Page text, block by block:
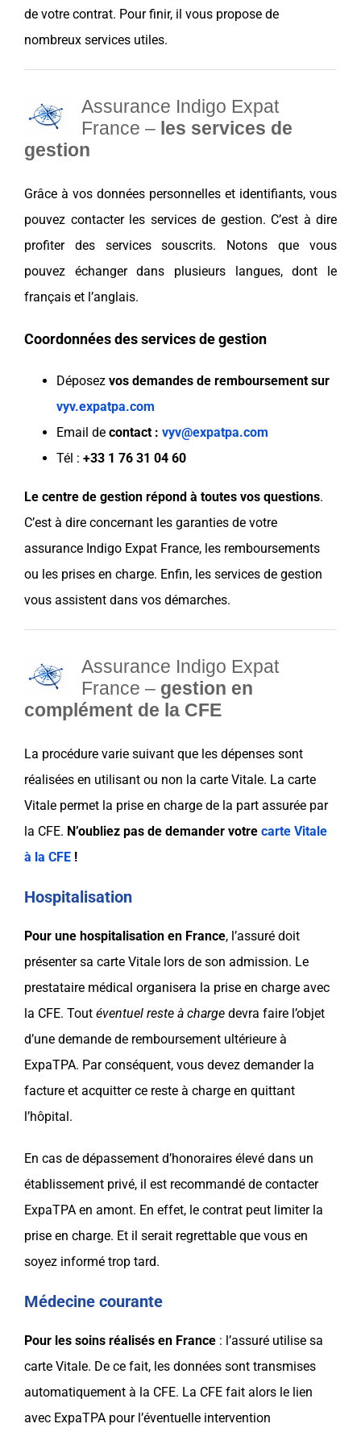
de votre contrat. Pour finir, il vous propose de
nombreux services utiles.
Assurance Indigo Expat
France – les services de
gestion
Grâce à vos données personnelles et identifiants, vous
pouvez contacter les services de gestion. C’est à dire
profiter des services souscrits. Notons que vous
pouvez échanger dans plusieurs langues, dont le
français et l’anglais.
Coordonnées des services de gestion
Déposez vos demandes de remboursement sur
vyv.expatpa.com
Email de contact : vyv@expatpa.com
Tél : +33 1 76 31 04 60
Le centre de gestion répond à toutes vos questions.
C’est à dire concernant les garanties de votre
assurance Indigo Expat France, les remboursements
ou les prises en charge. Enfin, les services de gestion
vous assistent dans vos démarches.
Assurance Indigo Expat
France – gestion en
complément de la CFE
La procédure varie suivant que les dépenses sont
réalisées en utilisant ou non la carte Vitale. La carte
Vitale permet la prise en charge de la part assurée par
la CFE. N’oubliez pas de demander votre carte Vitale
à la CFE !
Hospitalisation
Pour une hospitalisation en France, l ’assuré doit
présenter sa carte Vitale lors de son admission. Le
prestataire médical organisera la prise en charge avec
la CFE. Tout éventuel reste à charge devra faire l’objet
d’une demande de remboursement ultérieure à
ExpaTPA. Par conséquent, vous devez demander la
facture et acquitter ce reste à charge en quittant
l’hôpital.
En cas de dépassement d’honoraires élevé dans un
établissement privé, il est recommandé de contacter
ExpaTPA en amont. En effet, le contrat peut limiter la
prise en charge. Et il serait regrettable que vous en
soyez informé trop tard.
Médecine courante
Pour les soins réalisés en France : l’assuré utilise sa
carte Vitale. De ce fait, les données sont transmises
automatiquement à la CFE. La CFE fait alors le lien
avec ExpaTPA pour l’éventuelle intervention